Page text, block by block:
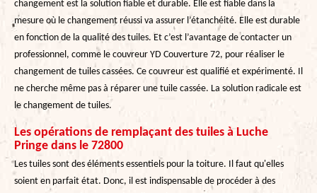
changement est la solution fiable et durable. Elle est fiable dans la
mesure où le changement réussi va assurer l’étanchéité. Elle est durable
en fonction de la qualité des tuiles. Et c’est l’avantage de contacter un
professionnel, comme le couvreur YD Couverture 72, pour réaliser le
changement de tuiles cassées. Ce couvreur est qualifié et expérimenté. Il
ne cherche même pas à réparer une tuile cassée. La solution radicale est
le changement de tuiles.
Les opérations de remplaçant des tuiles à Luche
Pringe dans le 72800
Les tuiles sont des éléments essentiels pour la toiture. Il faut qu'elles
soient en parfait état. Donc, il est indispensable de procéder à des